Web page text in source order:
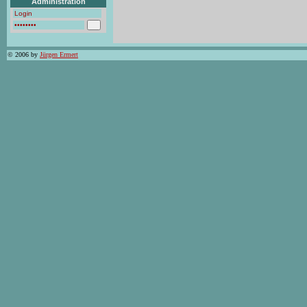
© 2006 by Jürgen Ermert